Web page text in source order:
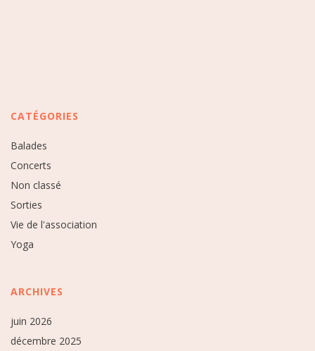
CATÉGORIES
Balades
Concerts
Non classé
Sorties
Vie de l'association
Yoga
ARCHIVES
juin 2026
décembre 2025